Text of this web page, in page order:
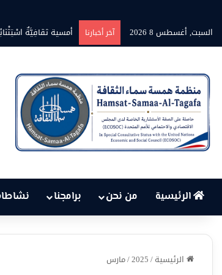
السبت, أغسطس 8 2026
آخر أخبارنا بين حرارة السماء
الرئيسية من نحن برامجنا
الرئيسية/
2025
/مارس